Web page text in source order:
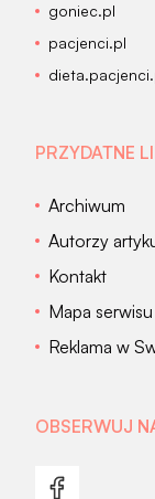
goniec.pl
pacjenci.pl
PRZYDATNE
Archiwum
Autorzy
Kontakt
Mapa serwisu
Reklama w
OBSERWUJ